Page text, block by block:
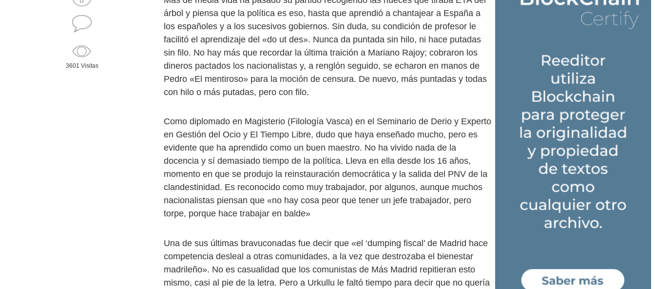
3601 Visitas
árbol y piensa que la política es eso, hasta que aprendió a chantajear a España a
los españoles y a los sucesivos gobiernos. Sin duda, su condición de profesor le
facilitó el aprendizaje del «do ut des». Nunca da puntada sin hilo, ni hace putadas
sin filo. No hay más que recordar la última traición a Mariano Rajoy; cobraron los
dineros pactados los nacionalistas y, a renglón seguido, se echaron en manos de
Pedro «El mentiroso» para la moción de censura. De nuevo, más puntadas y todas
con hilo o más putadas, pero con filo.
Como diplomado en Magisterio (Filología Vasca) en el Seminario de Derio y Experto
en Gestión del Ocio y El Tiempo Libre, dudo que haya enseñado mucho, pero es
evidente que ha aprendido como un buen maestro. No ha vivido nada de la
docencia y sí demasiado tiempo de la política. Lleva en ella desde los 16 años,
momento en que se produjo la reinstauración democrática y la salida del PNV de la
clandestinidad. Es reconocido como muy trabajador, por algunos, aunque muchos
nacionalistas piensan que «no hay cosa peor que tener un jefe trabajador, pero
torpe, porque hace trabajar en balde»
Una de sus últimas bravuconadas fue decir que «el ‘dumping fiscal’ de Madrid hace
competencia desleal a otras comunidades, a la vez que destrozaba el bienestar
madrileño». No es casualidad que los comunistas de Más Madrid repitieran esto
mismo, casi al pie de la letra. Pero a Urkullu le faltó tiempo para decir que no quería